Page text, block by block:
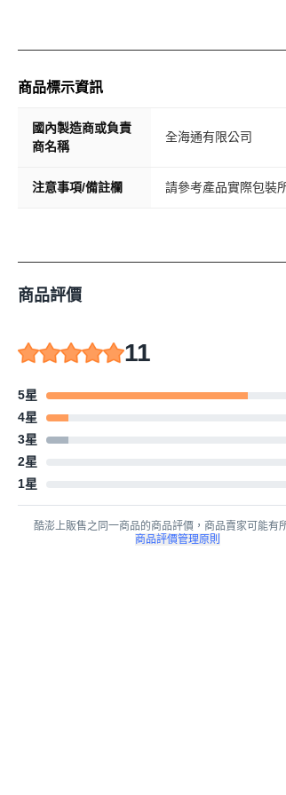
商品標示資訊
國內製造商或負責
商名稱
全海通有限公司
注意事項/備註欄 請參考產品實際包裝
商品評價
11
5星
4星
3星
2星
1星
酷澎上販售之同一商品的商品評價，商品賣家可能有
商品評價管理原則